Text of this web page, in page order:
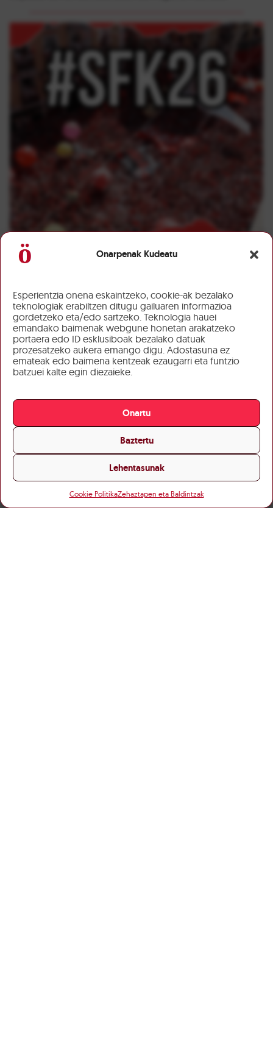
Onarpenak Kudeatu
Esperientzia onena eskaintzeko, cookie-ak bezalako
teknologiak erabiltzen ditugu gailuaren informazioa
gordetzeko eta/edo sartzeko. Teknologia hauei
emandako baimenak webgune honetan arakatzeko
portaera edo ID esklusiboak bezalako datuak
prozesatzeko aukera emango digu. Adostasuna ez
emateak edo baimena kentzeak ezaugarri eta funtzio
batzuei kalte egin diezaieke.
Onartu
Baztertu
Lehentasunak
Cookie PolitikaZehaztapen eta Baldintzak